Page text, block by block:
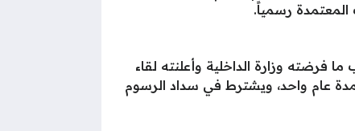
رسمياً.
فرضته وزارة الداخلية وأعلنته لقاء
عام واحد، ويشترط في سداد الرسوم